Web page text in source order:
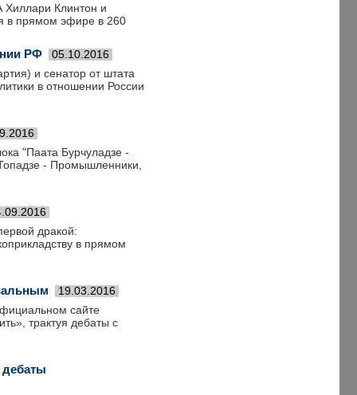
Хиллари Клинтон и
в прямом эфире в 260
РФ 05.10.2016
и сенатор от штата
в отношении России
"Паата Бурчуладзе -
- Промышленники,
дракой:
в прямом
19.03.2016
сайте
трактуя дебаты с
дебаты